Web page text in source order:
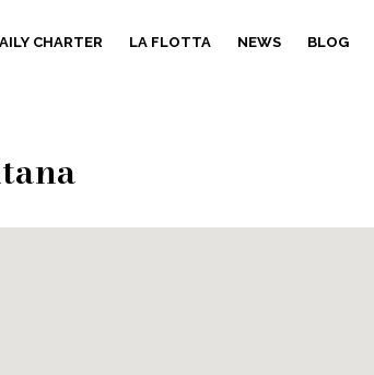
CHARTER LA FLOTTA NEWS BLOG